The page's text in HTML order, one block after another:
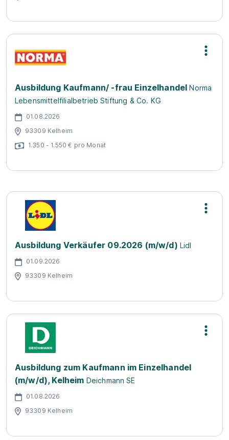
Ausbildung Kaufmann/ -frau Einzelhandel Norma
Lebensmittelfilialbetrieb Stiftung & Co. KG
01.08.2026
93309 Kelheim
1.350 - 1.550 € pro Monat
Ausbildung Verkäufer 09.2026 (m/w/d) Lidl
01.09.2026
93309 Kelheim
Ausbildung zum Kaufmann im Einzelhandel
(m/w/d), Kelheim Deichmann SE
01.08.2026
93309 Kelheim